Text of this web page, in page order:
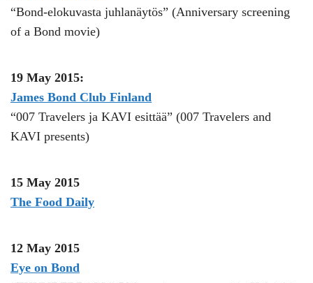
“Bond-elokuvasta juhlanäytös” (Anniversary screening
of a Bond movie)
19 May 2015:
James Bond Club Finland
“007 Travelers ja KAVI esittää” (007 Travelers and
KAVI presents)
15 May 2015
The Food Daily
12 May 2015
Eye on Bond